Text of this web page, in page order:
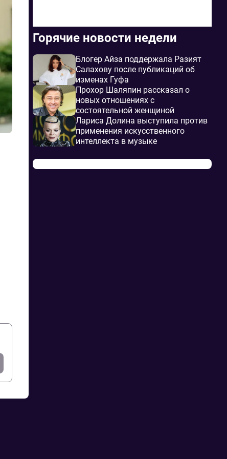
Горячие новости недели
Блогер Айза поддержала Разият
Салахову после публикаций об
изменах Гуфа
Прохор Шаляпин рассказал о
новых отношениях с
состоятельной женщиной
Лариса Долина выступила против
применения искусственного
интеллекта в музыке